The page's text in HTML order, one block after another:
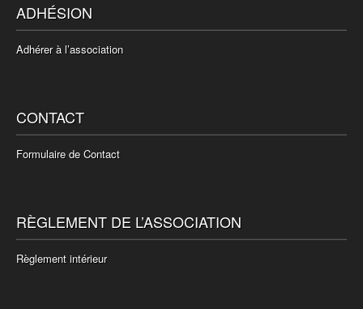
ADHÉSION
Adhérer à l’association
CONTACT
Formulaire de Contact
RÈGLEMENT DE L’ASSOCIATION
Règlement intérieur